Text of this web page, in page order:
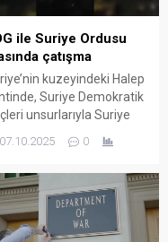
ile Suriye Ordusu
çatışma
kuzeyindeki Halep
Suriye Demokratik
unsurlarıyla Suriye
çatışmalar yaşanıyor.
yapılan
bölgedeki
SDG tarafından
07.10.2025 0